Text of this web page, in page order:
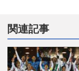
関連記事